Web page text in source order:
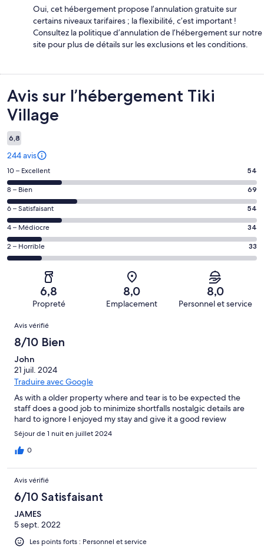
Oui, cet hébergement propose l’annulation gratuite sur
certains niveaux tarifaires ; la flexibilité, c’est important !
Consultez la politique d’annulation de l’hébergement sur notre
site pour plus de détails sur les exclusions et les conditions.
Avis
Avis sur l’hébergement Tiki
Village
6,8
244 avis
Note
des
voyageurs
de 10
(Excellent),
d’après 54 avis
sur 244.
10 – Excellent 54
Note
des
voyageurs
de 8
(Bien),
d’après 69 avis
8 – Bien 69
Note
des
voyageurs
de 6
(Satisfaisant),
d’après 54 avis
6 – Satisfaisant 54
Note
des
voyageurs
(Médiocre),
d’après 34 avis
sur 244.
4 – Médiocre 34
Note
des
voyageurs
(Horrible),
d’après 33 avis
sur 244.
2 – Horrible 33
6,8
Propreté
8,0
Emplacement
8,0
Personnel et service
Avis
Avis vérifié
8/10 Bien
John
21 juil. 2024
Traduire avec Google
As with a older property where and tear is to be expected the
staff does a good job to minimize shortfalls nostalgic details are
hard to ignore I enjoyed my stay and give it a good review
Séjour de 1 nuit en juillet 2024
0
Avis vérifié
6/10 Satisfaisant
JAMES
5 sept. 2022
Les points forts : Personnel et service